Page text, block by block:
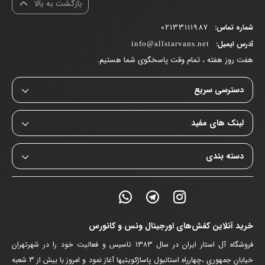
به طور خلاصه،ونس راولی سرمه اییک کتانی با اصالت، طراحی ساده و
جذاب با رنگ سرمه ای که راحتی، دوام و سبکی خاصی را برای پوشش
روزمره یا اسکیت‌بورد ارائه می‌دهد.
نکاتی برای نگهداری:
کفش را به طور مرتب تمیز کنید.
از مواد شوینده قوی برای تمیز کردن کفش استفاده نکنید.
از قرار دادن کفش در معرض نور مستقیم خورشید و رطوبت زیاد خودداری
با خرید از فروشگاه آنلاینآل استار ونسدیگر دغدقه کیفیت ، اصالت و
گارانتی محصولات را نداشته باشید.
بازگشت به بالا
شماره تماس: 02133111987
آدرس ایمیل: info@allstarvans.net
هفت روز هفته ، تمام وقت پاسخگوی شما هستیم.
دسترسی سریع
لینک های مفید
دسته بندی
خرید آنلاین کفش‌های اورجینال ونس و کانورس
فروشگاه آل استار ایران در سال ۱۳۸۳ تاسیس و فعالیت خود را در شهرتهران
خیابان جمهوری ،چهارراه استانبول پاساژکویتیها آغاز نمود و امروز با بیش از 3 شعبه